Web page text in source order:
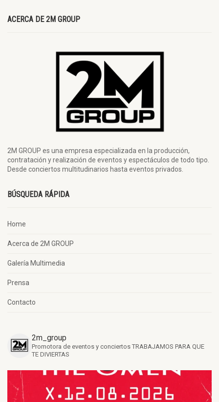
ACERCA DE 2M GROUP
2M GROUP es una empresa especializada en la producción,
contratación y realización de eventos y espectáculos de todo tipo.
Desde conciertos multitudinarios hasta eventos privados.
BÚSQUEDA RÁPIDA
Home
Acerca de 2M GROUP
Galería Multimedia
Prensa
Contacto
2m_group
Promotora de eventos y conciertos TRABAJAMOS PARA QUE
TE DIVIERTAS